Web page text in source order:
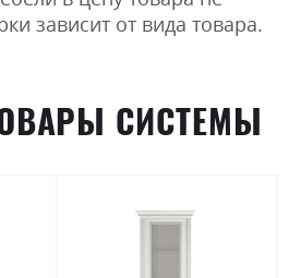
зависит от вида товара.
СИСТЕМЫ